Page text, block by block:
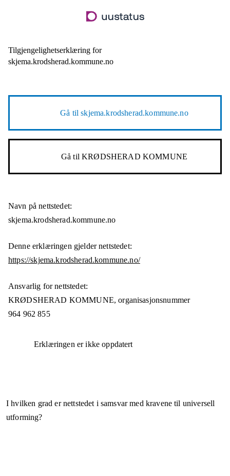
til
Tilgjengelighetserklæring for
skjema.krodsherad.kommune.no
Gå tilskjema.krodsherad.kommune.no
Gå tilKRØDSHERAD KOMMUNE
Navn på nettstedet:
skjema.krodsherad.kommune.no
Denne erklæringen gjelder nettstedet:
https://skjema.krodsherad.kommune.no/
Ansvarlig for nettstedet:
KRØDSHERAD KOMMUNE,organisasjonsnummer
964 962 855
Erklæringen er ikke oppdatert
I hvilken grad er nettstedet i samsvar med kravene til universell
utforming?